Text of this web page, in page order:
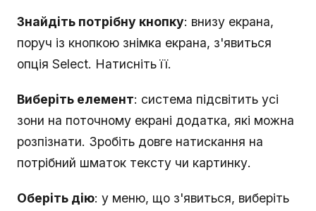
Знайдіть потрібну кнопку: внизу екрана,
поруч із кнопкою знімка екрана, з'явиться
опція Select. Натисніть її.
Виберіть елемент: система підсвітить усі
зони на поточному екрані додатка, які можна
розпізнати. Зробіть довге натискання на
потрібний шматок тексту чи картинку.
Оберіть дію: у меню, що з'явиться, виберіть